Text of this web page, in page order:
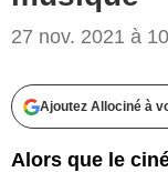
27 nov. 2021 à
Ajoutez Allociné à
Alors que le